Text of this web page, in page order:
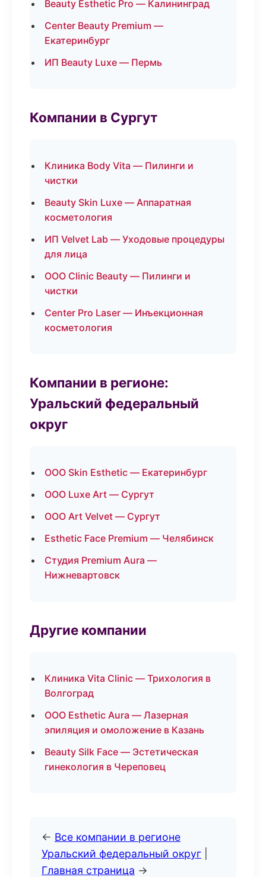
Beauty Esthetic Pro — Калининград
Center Beauty Premium —
Екатеринбург
ИП Beauty Luxe — Пермь
Компании в Сургут
Клиника Body Vita — Пилинги и
чистки
Beauty Skin Luxe — Аппаратная
косметология
ИП Velvet Lab — Уходовые процедуры
для лица
ООО Clinic Beauty — Пилинги и
чистки
Center Pro Laser — Инъекционная
косметология
Компании в регионе:
Уральский федеральный
округ
ООО Skin Esthetic — Екатеринбург
ООО Luxe Art — Сургут
ООО Art Velvet — Сургут
Esthetic Face Premium — Челябинск
Студия Premium Aura —
Нижневартовск
Другие компании
Клиника Vita Clinic — Трихология в
Волгоград
ООО Esthetic Aura — Лазерная
эпиляция и омоложение в Казань
Beauty Silk Face — Эстетическая
гинекология в Череповец
← Все компании в регионе
Уральский федеральный округ
Главная страница →